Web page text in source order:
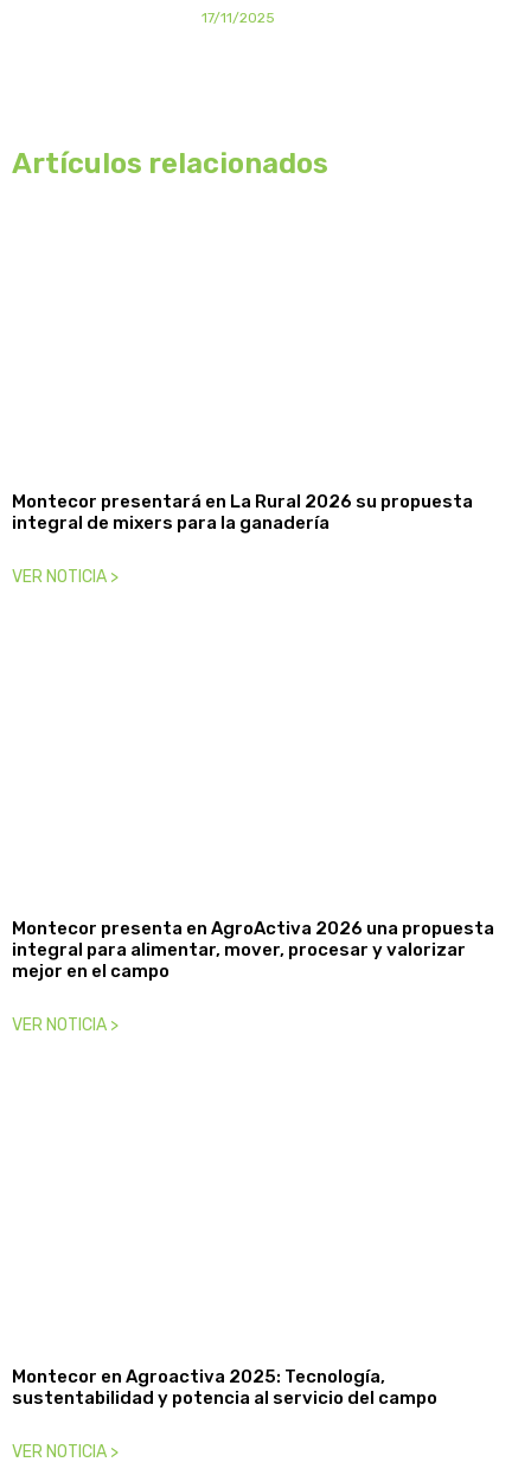
17/11/2025
Artículos relacionados
Montecor presentará en La Rural 2026 su propuesta
integral de mixers para la ganadería
VER NOTICIA >
Montecor presenta en AgroActiva 2026 una propuesta
integral para alimentar, mover, procesar y valorizar
mejor en el campo
VER NOTICIA >
Montecor en Agroactiva 2025: Tecnología,
sustentabilidad y potencia al servicio del campo
VER NOTICIA >